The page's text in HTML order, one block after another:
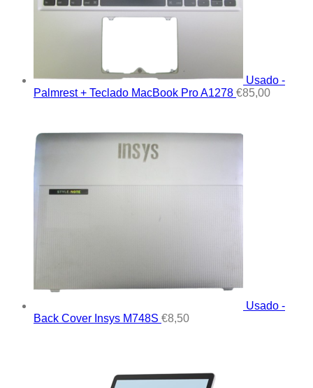
Usado -
Palmrest + Teclado MacBook Pro A1278 €85,00
Usado -
Back Cover Insys M748S €8,50